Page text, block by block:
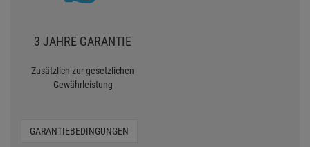
3 JAHRE GARANTIE
Zusätzlich zur gesetzlichen
Gewährleistung
GARANTIEBEDINGUNGEN